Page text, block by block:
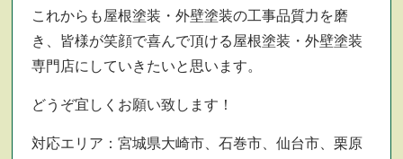
これからも屋根塗装・外壁塗装の工事品質力を磨
き、皆様が笑顔で喜んで頂ける屋根塗装・外壁塗装
専門店にしていきたいと思います。
どうぞ宜しくお願い致します！
対応エリア：宮城県大崎市、石巻市、仙台市、栗原